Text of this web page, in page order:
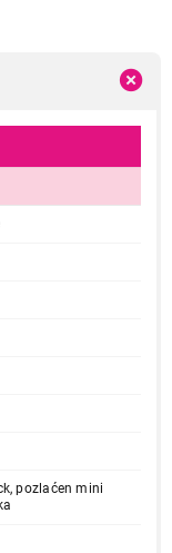
pozlaćen mini